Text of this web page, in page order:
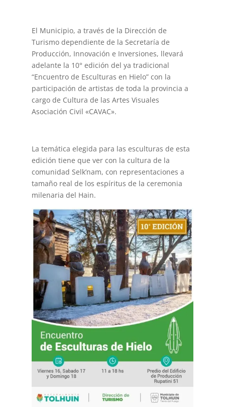
El Municipio, a través de la Dirección de
Turismo dependiente de la Secretaría de
Producción, Innovación e Inversiones, llevará
adelante la 10° edición del ya tradicional
“Encuentro de Esculturas en Hielo” con la
participación de artistas de toda la provincia a
cargo de Cultura de las Artes Visuales
Asociación Civil «CAVAC».
La temática elegida para las esculturas de esta
edición tiene que ver con la cultura de la
comunidad Selk’nam, con representaciones a
tamaño real de los espíritus de la ceremonia
milenaria del Hain.